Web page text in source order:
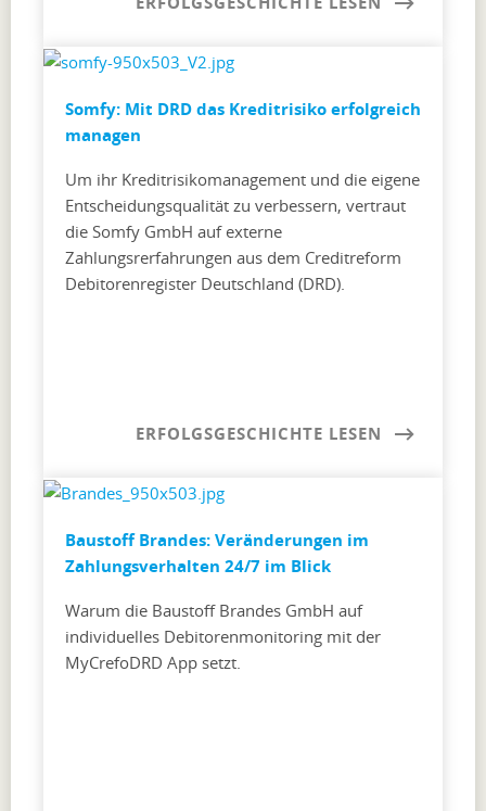
Somfy: Mit DRD das Kreditrisiko erfolgreich
managen
Um ihr Kreditrisikomanagement und die eigene
Entscheidungsqualität zu verbessern, vertraut
die Somfy GmbH auf externe
Zahlungsrerfahrungen aus dem Creditreform
Debitorenregister Deutschland (DRD).
ERFOLGSGESCHICHTE LESEN
Baustoff Brandes: Veränderungen im
Zahlungsverhalten 24/7 im Blick
Warum die Baustoff Brandes GmbH auf
individuelles Debitorenmonitoring mit der
MyCrefoDRD App setzt.